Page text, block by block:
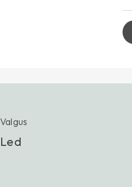
Valgus
Led